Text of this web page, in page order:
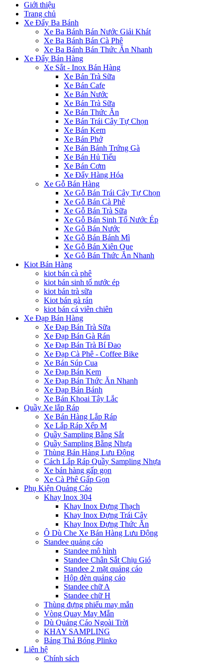
Giới thiệu
Trang chủ
Xe Đẩy Ba Bánh
Xe Ba Bánh Bán Nước Giải Khát
Xe Ba Bánh Bán Cà Phê
Xe Ba Bánh Bán Thức Ăn Nhanh
Xe Đẩy Bán Hàng
Xe Sắt - Inox Bán Hàng
Xe Bán Trà Sữa
Xe Bán Cafe
Xe Bán Nước
Xe Bán Trà Sữa
Xe Bán Thức Ăn
Xe Bán Trái Cây Tự Chọn
Xe Bán Kem
Xe Bán Phở
Xe Bán Bánh Trứng Gà
Xe Bán Hủ Tiếu
Xe Bán Cơm
Xe Đẩy Hàng Hóa
Xe Gỗ Bán Hàng
Xe Gỗ Bán Trái Cây Tự Chọn
Xe Gỗ Bán Cà Phê
Xe Gỗ Bán Trà Sữa
Xe Gỗ Bán Sinh Tố Nước Ép
Xe Gỗ Bán Nước
Xe Gỗ Bán Bánh Mì
Xe Gỗ Bán Xiên Que
Xe Gỗ Bán Thức Ăn Nhanh
Kiot Bán Hàng
kiot bán cà phê
kiot bán sinh tố nước ép
kiot bán trà sữa
Kiot bán gà rán
kiot bán cá viên chiên
Xe Đạp Bán Hàng
Xe Đạp Bán Trà Sữa
Xe Đạp Bán Gà Rán
Xe Đạp Bán Trà Bí Đao
Xe Đạp Cà Phê - Coffee Bike
Xe Bán Súp Cua
Xe Đạp Bán Kem
Xe Đạp Bán Thức Ăn Nhanh
Xe Đạp Bán Bánh
Xe Bán Khoai Tây Lắc
Quầy Xe lắp Ráp
Xe Bán Hàng Lắp Ráp
Xe Lắp Ráp Xếp M
Quầy Sampling Bằng Sắt
Quầy Sampling Bằng Nhựa
Thùng Bán Hàng Lưu Động
Cách Lắp Ráp Quầy Sampling Nhựa
Xe bán hàng gấp gọn
Xe Cà Phê Gấp Gọn
Phụ Kiện Quảng Cáo
Khay Inox 304
Khay Inox Đựng Thạch
Khay Inox Đựng Trái Cây
Khay Inox Đựng Thức Ăn
Ô Dù Che Xe Bán Hàng Lưu Động
Standee quảng cáo
Standee mô hình
Standee Chân Sắt Chịu Gió
Standee 2 mặt quảng cáo
Hộp đèn quảng cáo
Standee chữ A
Standee chữ H
Thùng đựng phiếu may mắn
Vòng Quay May Mắn
Dù Quảng Cáo Ngoài Trời
KHAY SAMPLING
Bảng Thả Bóng Plinko
Liên hệ
Chính sách